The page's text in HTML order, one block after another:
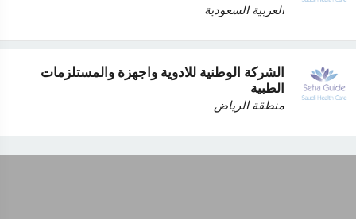
العربية السعودية
الشركة الوطنية للادوية واجهزة والمستلزمات
الطبية
منطقة الرياض